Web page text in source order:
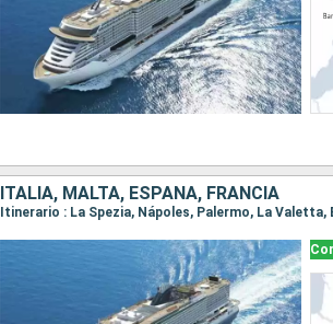
ITALIA, MALTA, ESPAÑA, FRANCIA
Itinerario : La Spezia, Nápoles, Palermo, La Valetta,